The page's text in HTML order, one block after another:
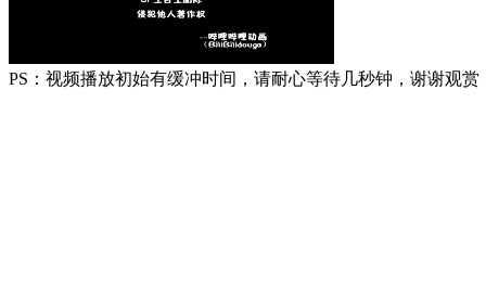
PS：视频播放初始有缓冲时间，请耐心等待几秒钟，谢谢观赏